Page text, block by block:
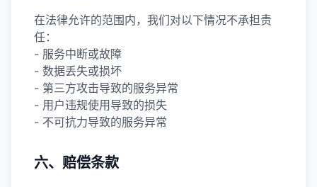
在法律允许的范围内，我们对以下情况不承担责
任：
- 服务中断或故障
- 数据丢失或损坏
- 第三方攻击导致的服务异常
- 用户违规使用导致的损失
- 不可抗力导致的服务异常
六、赔偿条款